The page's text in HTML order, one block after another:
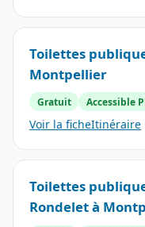
Toilettes
Montpellier
Gratuit Accessible
Voir la ficheItinéraire
Toilettes
Rondelet à